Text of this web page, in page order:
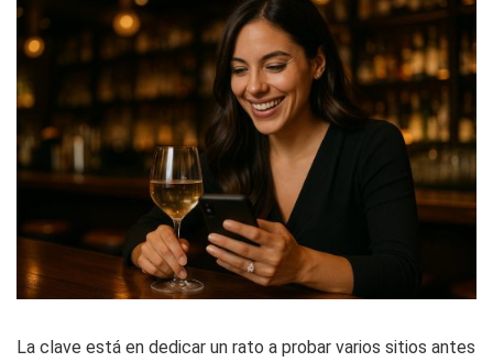
La clave está en dedicar un rato a probar varios sitios antes